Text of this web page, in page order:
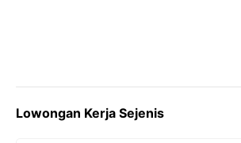
Lowongan Kerja Sejenis